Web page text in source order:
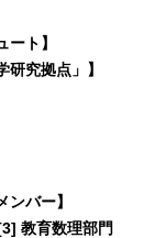
ト】
究拠点」】
ンバー】
教育数理部門